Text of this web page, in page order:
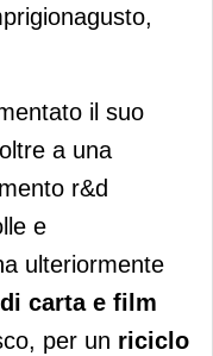
il suo
a una
r&d
e
ulteriormente
carta e film
per un riciclo